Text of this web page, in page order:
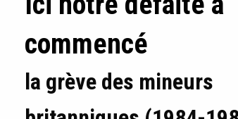
commencé
la grève des mineurs